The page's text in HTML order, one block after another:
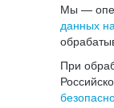
Мы —
данных
При